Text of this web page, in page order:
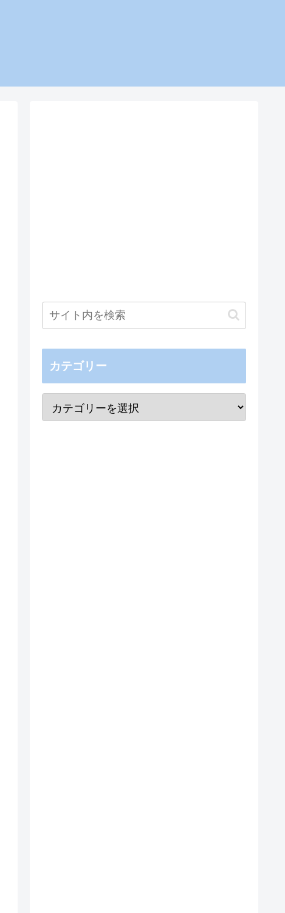
カテゴリー